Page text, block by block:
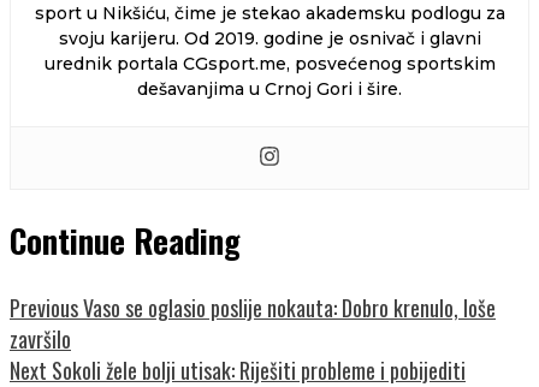
sport u Nikšiću, čime je stekao akademsku podlogu za
svoju karijeru. Od 2019. godine je osnivač i glavni
urednik portala CGsport.me, posvećenog sportskim
dešavanjima u Crnoj Gori i šire.
Continue Reading
PreviousVaso se oglasio poslije nokauta: Dobro krenulo, loše
završilo
Next Sokoli žele bolji utisak: Riješiti probleme i pobijediti